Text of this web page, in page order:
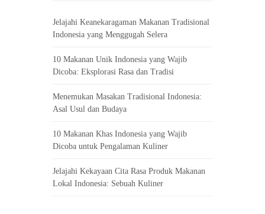
Jelajahi Keanekaragaman Makanan Tradisional
Indonesia yang Menggugah Selera
10 Makanan Unik Indonesia yang Wajib
Dicoba: Eksplorasi Rasa dan Tradisi
Menemukan Masakan Tradisional Indonesia:
Asal Usul dan Budaya
10 Makanan Khas Indonesia yang Wajib
Dicoba untuk Pengalaman Kuliner
Jelajahi Kekayaan Cita Rasa Produk Makanan
Lokal Indonesia: Sebuah Kuliner